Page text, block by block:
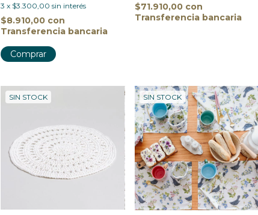
3 x $3.300,00 sin interés
$8.910,00 con
Transferencia bancaria
$71.910,00 con
Transferencia bancaria
SIN STOCK SIN STOCK